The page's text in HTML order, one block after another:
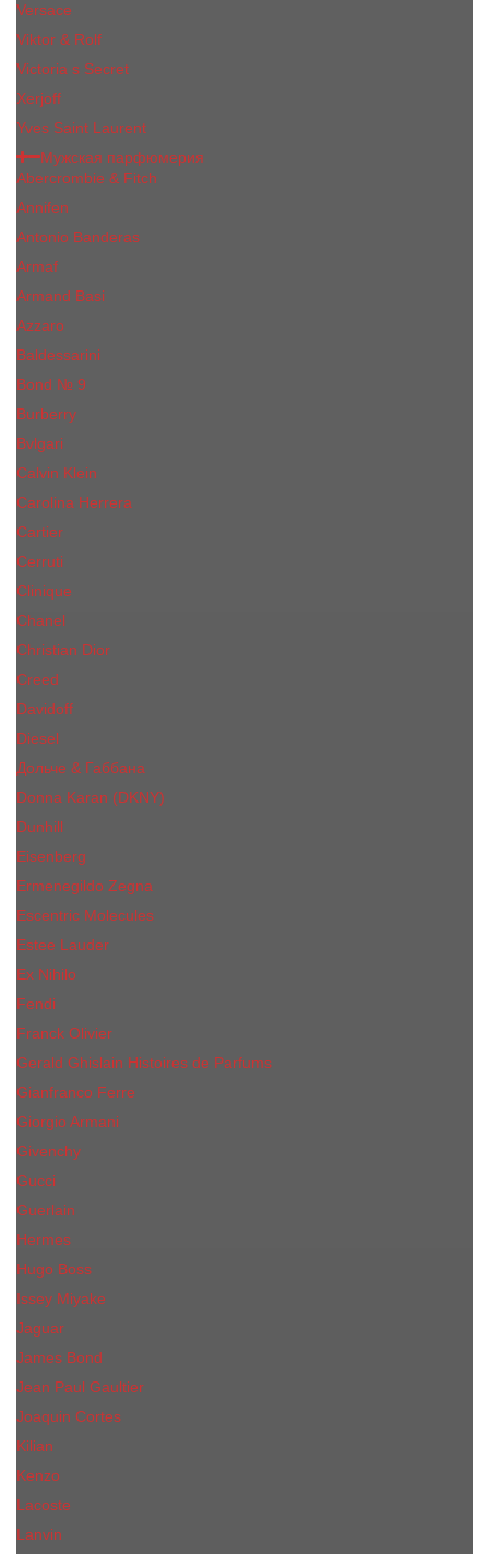
Versace
Viktor & Rolf
Victoria s Secret
Xerjoff
Yves Saint Laurent
Мужская парфюмерия
Abercrombie & Fitch
Annifen
Antonio Banderas
Armaf
Armand Basi
Azzaro
Baldessarini
Bond № 9
Burberry
Bvlgari
Calvin Klein
Carolina Herrera
Cartier
Cerruti
Сliniquе
Chanel
Christian Dior
Creed
Davidoff
Diesel
Дольче & Габбана
Donna Karan (DKNY)
Dunhill
Eisenberg
Ermenegildo Zegna
Escentric Molecules
Еsteе Lаudеr
Ex Nihilo
Fendi
Franck Olivier
Gerald Ghislain Histoires de Parfums
Gianfranco Ferre
Giorgio Armani
Givenchy
Gucci
Guerlain
Hermes
Hugo Boss
Issey Miyake
Jaguar
James Bond
Jean Paul Gaultier
Joaquin Сortes
Kilian
Kenzo
Lacoste
Lanvin